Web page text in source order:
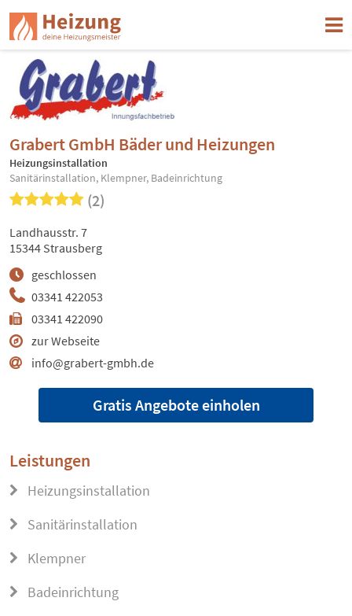
Grabert GmbH Bäder und Heizungen
Heizungsinstallation
Sanitärinstallation, Klempner, Badeinrichtung
(2)
03341 422053
03341 422090
zur Webseite
info@grabert-gmbh.de
geschlossen
Landhausstr. 7
15344 Strausberg
Gratis Angebote einholen
Leistungen
Heizungsinstallation
Sanitärinstallation
Klempner
Badeinrichtung